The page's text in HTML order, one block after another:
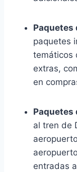
Paquetes
paquetes
temáticos
extras,
en
Paquetes
al tren de
entradas